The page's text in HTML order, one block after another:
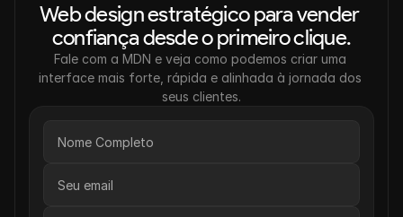
Web design estratégico para vender
confiança desde o primeiro clique.
Fale com a MDN e veja como podemos criar uma
interface mais forte, rápida e alinhada à jornada dos
seus clientes.